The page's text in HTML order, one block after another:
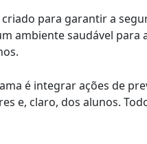
para garantir a
ambiente saudável para
é integrar ações de
e, claro, dos alunos.